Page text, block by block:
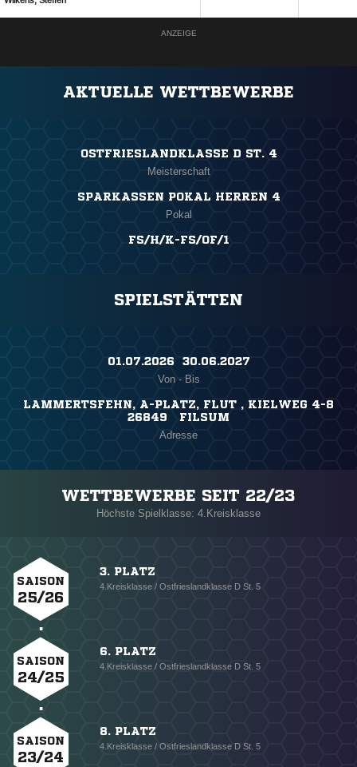
ANZEIGE
AKTUELLE WETTBEWERBE
OSTFRIESLANDKLASSE D ST. 4
Meisterschaft
SPARKASSEN POKAL HERREN 4
Pokal
FS/H/K-FS/OF/1
SPIELSTÄTTEN
01.07.2026 ​ 30.06.2027
Von - Bis
LAMMERTSFEHN, A-PLATZ, FLUT , KIELWEG 4-8
26849 FILSUM
Adresse
WETTBEWERBE SEIT 22/23
Höchste Spielklasse: 4.Kreisklasse
SAISON
25/26
3. PLATZ
4.Kreisklasse / Ostfrieslandklasse D St. 5
SAISON
24/25
6. PLATZ
4.Kreisklasse / Ostfrieslandklasse D St. 5
SAISON
23/24
8. PLATZ
4.Kreisklasse / Ostfrieslandklasse D St. 5